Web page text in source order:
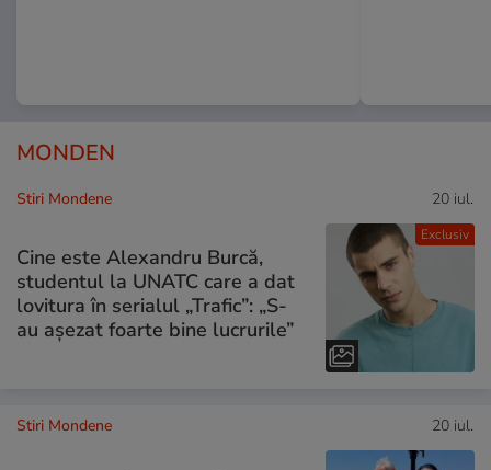
MONDEN
Exclusiv
Stiri Mondene 20 iul.
Cine este Alexandru Burcă,
studentul la UNATC care a dat
lovitura în serialul „Trafic”: „S-
au așezat foarte bine lucrurile”
Stiri Mondene 20 iul.